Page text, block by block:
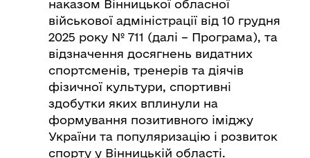
наказом Вінницької обласної
військової адміністрації від 10 грудня
2025 року № 711 (далі – Програма), та
відзначення досягнень видатних
спортсменів, тренерів та діячів
фізичної культури, спортивні
здобутки яких вплинули на
формування позитивного іміджу
України та популяризацію і розвиток
спорту у Вінницькій області.